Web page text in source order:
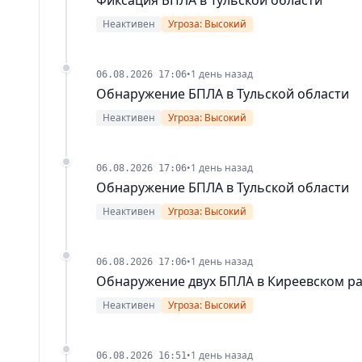
Неактивен Угроза: Высокий
06.08.2026 17:06•1 день назад
Обнаружение БПЛА в Тульской области
Неактивен Угроза: Высокий
06.08.2026 17:06•1 день назад
Обнаружение БПЛА в Тульской области
Неактивен Угроза: Высокий
06.08.2026 17:06•1 день назад
Обнаружение двух БПЛА в Киреевском
Неактивен Угроза: Высокий
06.08.2026 16:51 •1 день назад